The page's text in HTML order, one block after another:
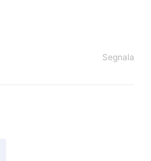
Segnala